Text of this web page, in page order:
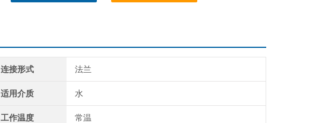
连接形式 法兰
适用介质 水
工作温度 常温